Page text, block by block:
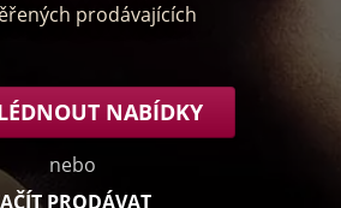
prodávajících
NABÍDKY
nebo
PRODÁVAT